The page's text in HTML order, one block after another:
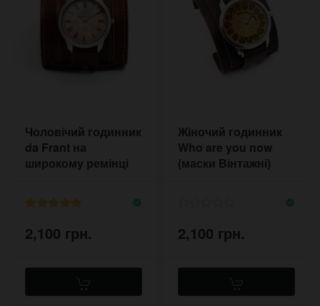
Чоловічий годинник
da Frant на
широкому ремінці
2,100 грн.
Жіночий годинник
Who are you now
(маски Вінтажні)
2,100 грн.